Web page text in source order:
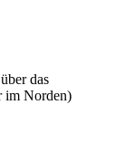
das
im Norden)